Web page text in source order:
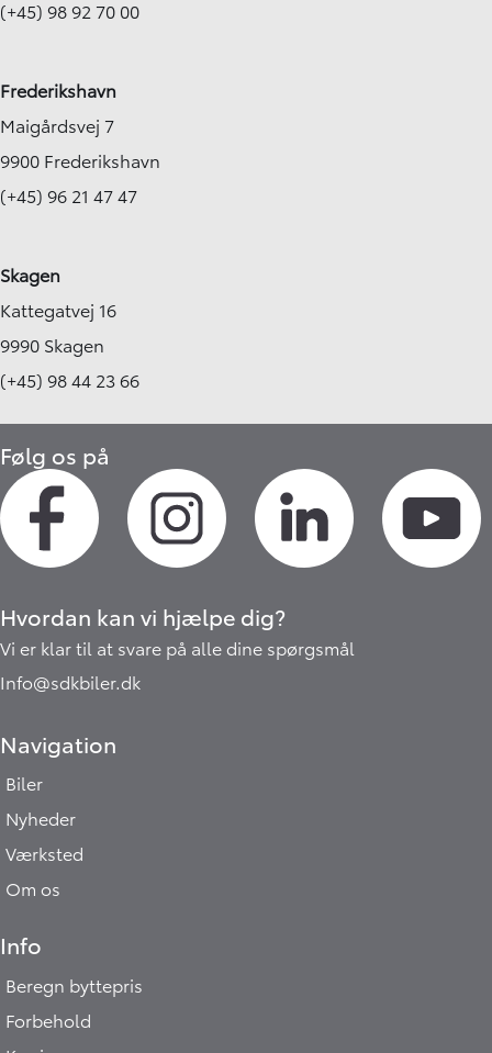
(+45) 98 92 70 00
Frederikshavn
Maigårdsvej 7
9900 Frederikshavn
(+45) 96 21 47 47
Skagen
Kattegatvej 16
9990 Skagen
(+45) 98 44 23 66
Følg os på
Hvordan kan vi hjælpe dig?
Vi er klar til at svare på alle dine spørgsmål
Info@sdkbiler.dk
Navigation
Biler
Nyheder
Værksted
Om os
Info
Beregn byttepris
Forbehold